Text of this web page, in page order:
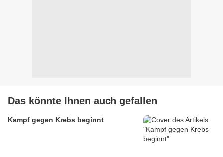
Das könnte Ihnen auch gefallen
Kampf gegen Krebs beginnt